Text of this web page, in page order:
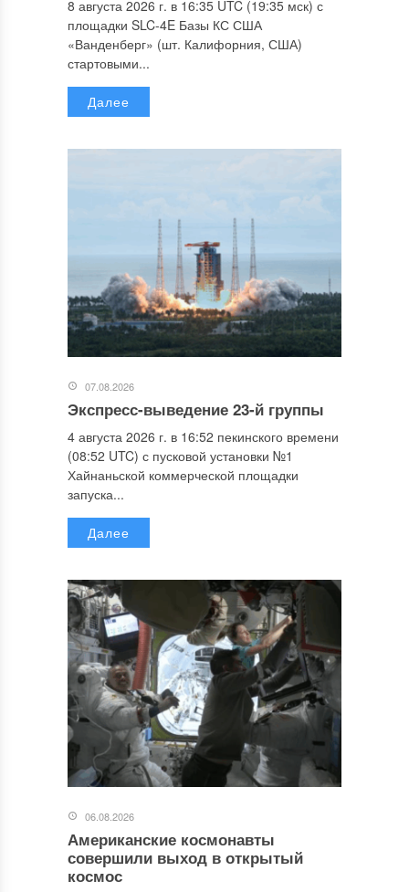
8 августа 2026 г. в 16:35 UTC (19:35 мск) с
площадки SLC-4E Базы КС США
«Ванденберг» (шт. Калифорния, США)
стартовыми...
Далее
07.08.2026
Экспресс-выведение 23-й группы
4 августа 2026 г. в 16:52 пекинского времени
(08:52 UTC) с пусковой установки №1
Хайнаньской коммерческой площадки
запуска...
Далее
06.08.2026
Американские космонавты
совершили выход в открытый
космос